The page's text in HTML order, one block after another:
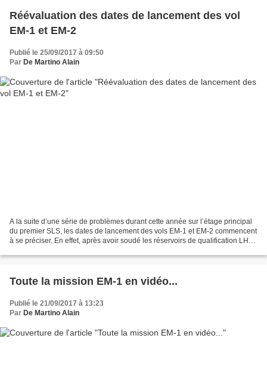
Réévaluation des dates de lancement des vol
EM-1 et EM-2
Publié le 25/09/2017 à 09:50
Par De Martino Alain
A la suite d’une série de problèmes durant cette année sur l’étage principal
du premier SLS, les dates de lancement des vols EM-1 et EM-2 commencent
à se préciser. En effet, après avoir soudé les réservoirs de qualification LH2
Toute la mission EM-1 en vidéo...
Publié le 21/09/2017 à 13:23
Par De Martino Alain